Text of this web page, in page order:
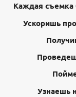
Каждая съемка
Ускоришь
Узнаешь